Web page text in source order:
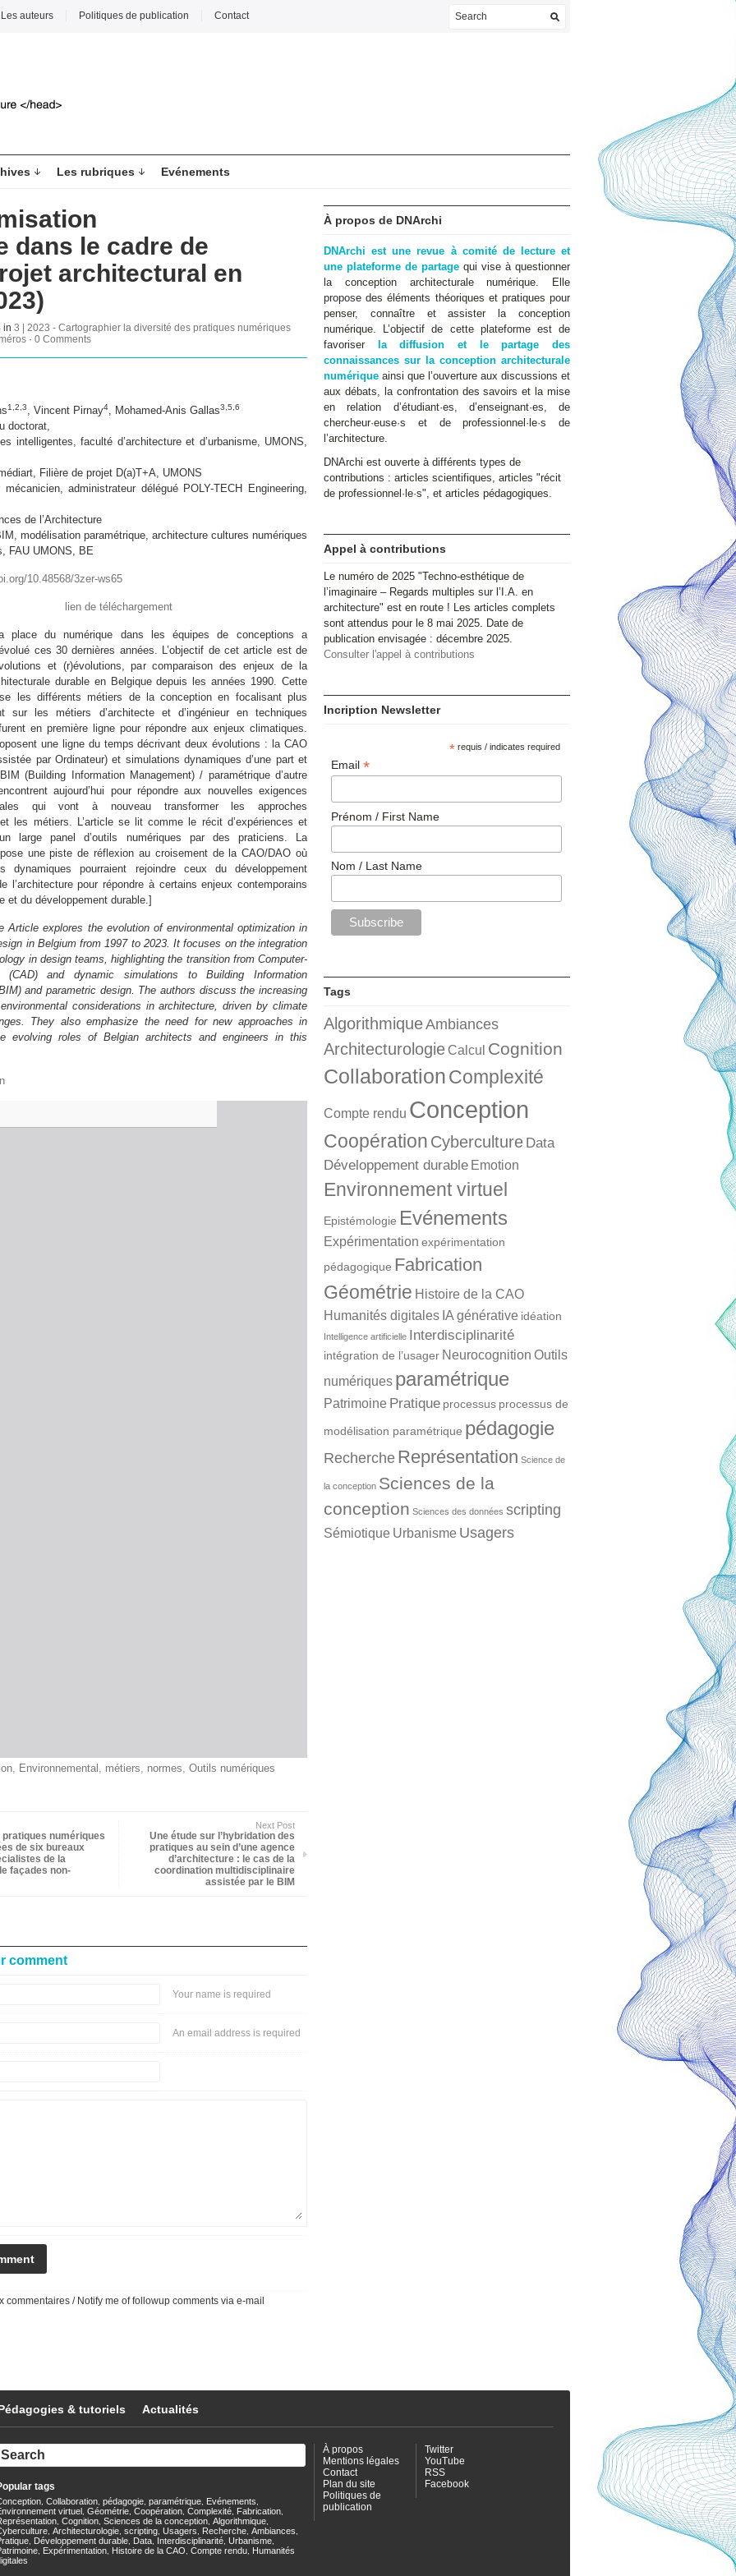
Les auteurs Politiques de publication Contact
Les rubriques Evénements
dans le cadre de
architectural en
in 3 | 2023 - Cartographier la diversité des pratiques numériques
· 0 Comments
1,2,3, Vincent Pirnay4, Mohamed-Anis Gallas3,5,6
doctorat,
faculté d’architecture et d’urbanisme, UMONS,
Filière de projet D(a)T+A, UMONS
administrateur délégué POLY-TECH Engineering,
de l’Architecture
modélisation paramétrique, architecture cultures numériques
FAU UMONS, BE
10.48568/3zer-ws65
lien de téléchargement
place du numérique dans les équipes de conceptions a
ces 30 dernières années. L’objectif de cet article est de
et (r)évolutions, par comparaison des enjeux de la
durable en Belgique depuis les années 1990. Cette
les différents métiers de la conception en focalisant plus
sur les métiers d’architecte et d’ingénieur en techniques
en première ligne pour répondre aux enjeux climatiques.
une ligne du temps décrivant deux évolutions : la CAO
par Ordinateur) et simulations dynamiques d’une part et
(Building Information Management) / paramétrique d’autre
aujourd’hui pour répondre aux nouvelles exigences
qui vont à nouveau transformer les approches
les métiers. L’article se lit comme le récit d’expériences et
large panel d’outils numériques par des praticiens. La
une piste de réflexion au croisement de la CAO/DAO où
dynamiques pourraient rejoindre ceux du développement
l’architecture pour répondre à certains enjeux contemporains
et du développement durable.]
Article explores the evolution of environmental optimization in
in Belgium from 1997 to 2023. It focuses on the integration
in design teams, highlighting the transition from Computer‐
(CAD) and dynamic simulations to Building Information
and parametric design. The authors discuss the increasing
considerations in architecture, driven by climate
They also emphasize the need for new approaches in
evolving roles of Belgian architects and engineers in this
, Environnemental , métiers, normes, Outils numériques
numériques
de six bureaux
de la
façades non-
Next Post
Une étude sur l’hybridation des
pratiques au sein d’une agence
d’architecture : le cas de la
coordination multidisciplinaire
assistée par le BIM
comment
Your name is required
An email address is required
commentaires / Notify me of followup comments via e-mail
À propos de DNArchi
DNArchi est une revue à comité de lecture et
une plateforme de partage qui vise à questionner
la conception architecturale numérique. Elle
propose des éléments théoriques et pratiques pour
penser, connaître et assister la conception
numérique. L’objectif de cette plateforme est de
favoriser
la diffusion et le partage des
connaissances sur la conception architecturale
numérique ainsi que l’ouverture aux discussions et
aux débats, la confrontation des savoirs et la mise
en relation d’étudiant·es, d’enseignant·es, de
chercheur·euse·s et de professionnel·le·s de
l’architecture.
DNArchi est ouverte à différents types de
contributions : articles scientifiques, articles "récit
de professionnel·le·s", et articles pédagogiques.
Appel à contributions
Le numéro de 2025 "Techno-esthétique de
l’imaginaire – Regards multiples sur l’I.A. en
architecture" est en route ! Les articles complets
sont attendus pour le 8 mai 2025. Date de
publication envisagée : décembre 2025.
Consulter l'appel à contributions
Incription Newsletter
* requis / indicates required
Email *
Prénom / First Name
Nom / Last Name
Tags
AlgorithmiqueAmbiances
Architecturologie Calcul Cognition
CollaborationComplexité
Compte rendu Conception
Coopération Cyberculture Data
Développement durable Emotion
Environnement virtuel
Epistémologie Evénements
Expérimentation expérimentation
pédagogique Fabrication
Géométrie Histoire de la CAO
Humanités digitales IA générative idéation
Intelligence artificielle Interdisciplinarité
intégration de l’usager Neurocognition Outils
numériques paramétrique
Patrimoine Pratique processus processus de
modélisation paramétrique pédagogie
RechercheReprésentation Science de
la conception Sciences de la
conception Sciences des données scripting
Sémiotique Urbanisme Usagers
& tutoriels Actualités
tags
Collaboration pédagogie paramétrique Evénements
virtuel Géométrie Coopération Complexité Fabrication
Cognition Sciences de la conception Algorithmique
Architecturologie scripting Usagers Recherche Ambiances
Développement durable Data Interdisciplinarité Urbanisme
Expérimentation Histoire de la CAO Compte rendu Humanités
À propos
Mentions légales
Contact
Plan du site
Politiques de
publication
Twitter
YouTube
RSS
Facebook